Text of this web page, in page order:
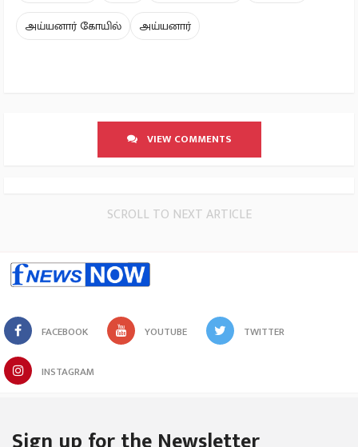
அய்யனார் கோயில்
அய்யனார்
VIEW COMMENTS
SCROLL TO NEXT ARTICLE
FACEBOOK YOUTUBE TWITTER
INSTAGRAM